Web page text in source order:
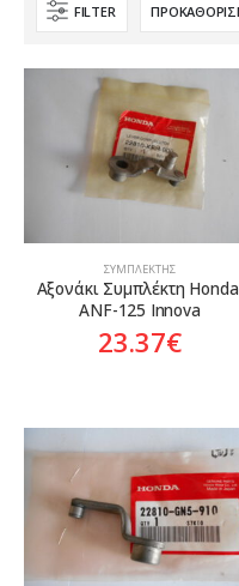
Brand
Μοντέλο
Χρονολογία
Προϊόν Προέλευση
Aftermarket
On sale
FILTER
ΣΥΜΠΛΈΚΤΗΣ
Αξονάκι Συμπλέκτη Honda
ANF-125 Innova
23.37€